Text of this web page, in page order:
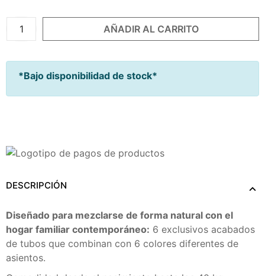
AÑADIR AL CARRITO
*Bajo disponibilidad de stock*
DESCRIPCIÓN
Diseñado para mezclarse de forma natural con el
hogar familiar contemporáneo: 6 exclusivos acabados
de tubos que combinan con 6 colores diferentes de
asientos.